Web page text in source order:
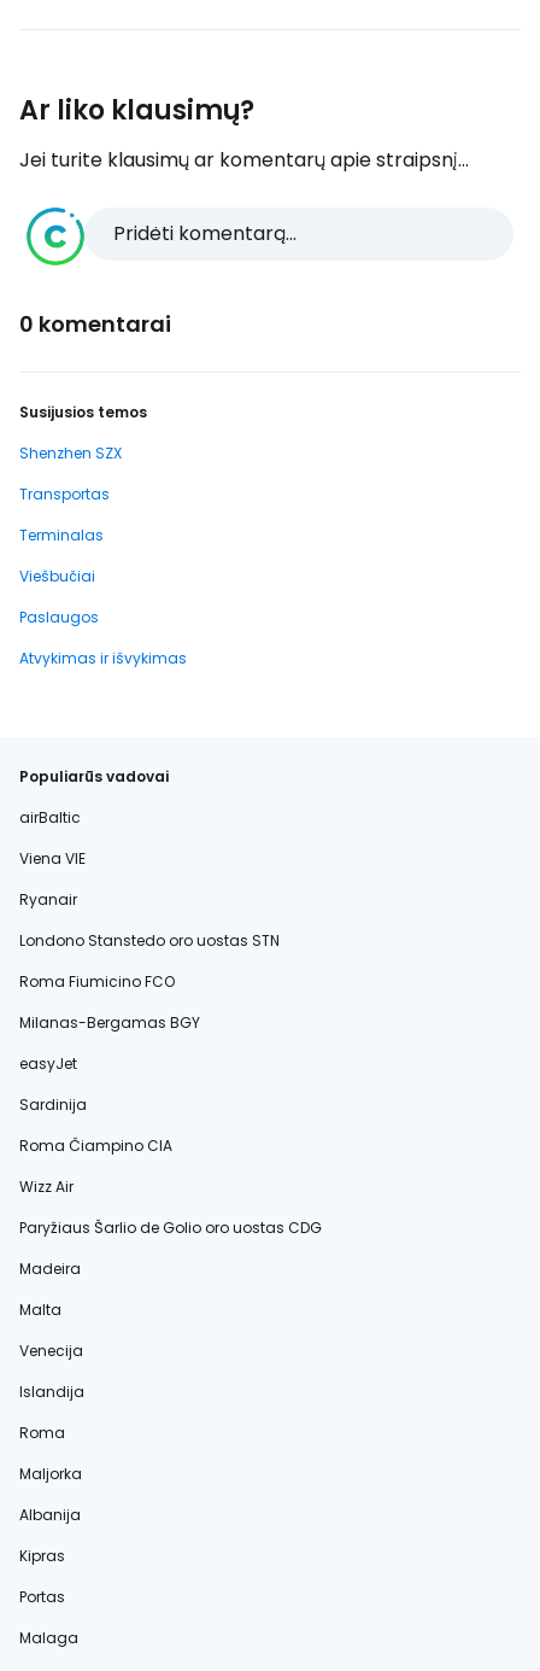
Ar liko klausimų?
Jei turite klausimų ar komentarų apie straipsnį...
Pridėti komentarą...
0 komentarai
Susijusios temos
Shenzhen SZX
Transportas
Terminalas
Viešbučiai
Paslaugos
Atvykimas ir išvykimas
Populiarūs vadovai
airBaltic
Viena VIE
Ryanair
Londono Stanstedo oro uostas STN
Roma Fiumicino FCO
Milanas-Bergamas BGY
easyJet
Sardinija
Roma Čiampino CIA
Wizz Air
Paryžiaus Šarlio de Golio oro uostas CDG
Madeira
Malta
Venecija
Islandija
Roma
Maljorka
Albanija
Kipras
Portas
Malaga